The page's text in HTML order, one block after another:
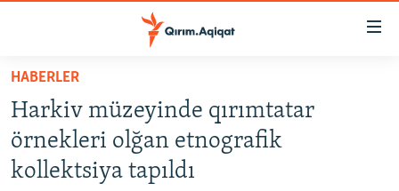
Esas
qaytmaq
Baş
navigatsiyağa
qaytmaq
HABERLER
SİYASET
İQTİSADİYAT
HABERLER
Harkiv müzeyinde qırımtatar
örnekleri olğan etnografik
kollektsiya tapıldı